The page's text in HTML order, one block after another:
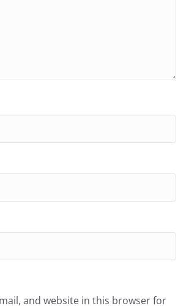
and website in this browser for